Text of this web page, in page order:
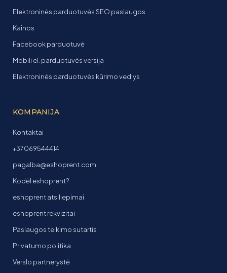
Elektroninės parduotuvės SEO paslaugos
Kainos
Facebook parduotuvė
Mobili el. parduotuvės versija
Elektroninės parduotuvės kūrimo vedlys
KOMPANIJA
Kontaktai
+37069544414
pagalba@eshoprent.com
Kodėl eshoprent?
eshoprent atsiliepimai
eshoprent rekvizitai
Paslaugos teikimo sutartis
Privatumo politika
Verslo partnerystė